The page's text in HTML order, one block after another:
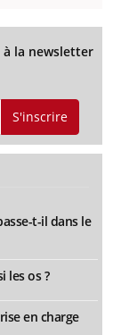
à la newsletter
S'inscrire
t-il dans le
les os ?
en charge